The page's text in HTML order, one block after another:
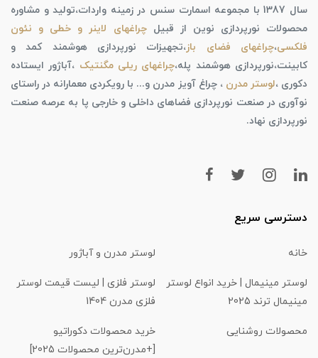
سال 1387 با مجموعه اسمارت سنس در زمینه واردات،تولید و مشاوره
محصولات نورپردازی نوین از قبیلچراغهای لاینر و خطی و نئون
فلکسی،چراغهای فضای باز،تجهیزات نورپردازی هوشمند کمد و
کابینت،نورپردازی هوشمند پله،چراغهای ریلی مگنتیک ،آباژور ایستاده
دکوری ،لوستر مدرن ، چراغ آویز مدرن و... با رویکردی معمارانه در راستای
نوآوری در صنعت نورپردازی فضاهای داخلی و خارجی پا به عرصه صنعت
نورپردازی نهاد.
دسترسی سریع
خانه لوستر مدرن و آباژور
لوستر مینیمال | خرید انواع لوستر
مینیمال ترند 2025
لوستر فلزی | لیست قیمت لوستر
فلزی مدرن 1404
محصولات روشنایی
خرید محصولات دکوراتیو
[+مدرن‌ترین محصولات 2025]